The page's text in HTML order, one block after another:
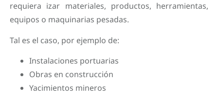
requiera izar materiales, productos, herramientas,
equipos o maquinarias pesadas.
Tal es el caso, por ejemplo de:
Instalaciones portuarias
Obras en construcción
Yacimientos mineros